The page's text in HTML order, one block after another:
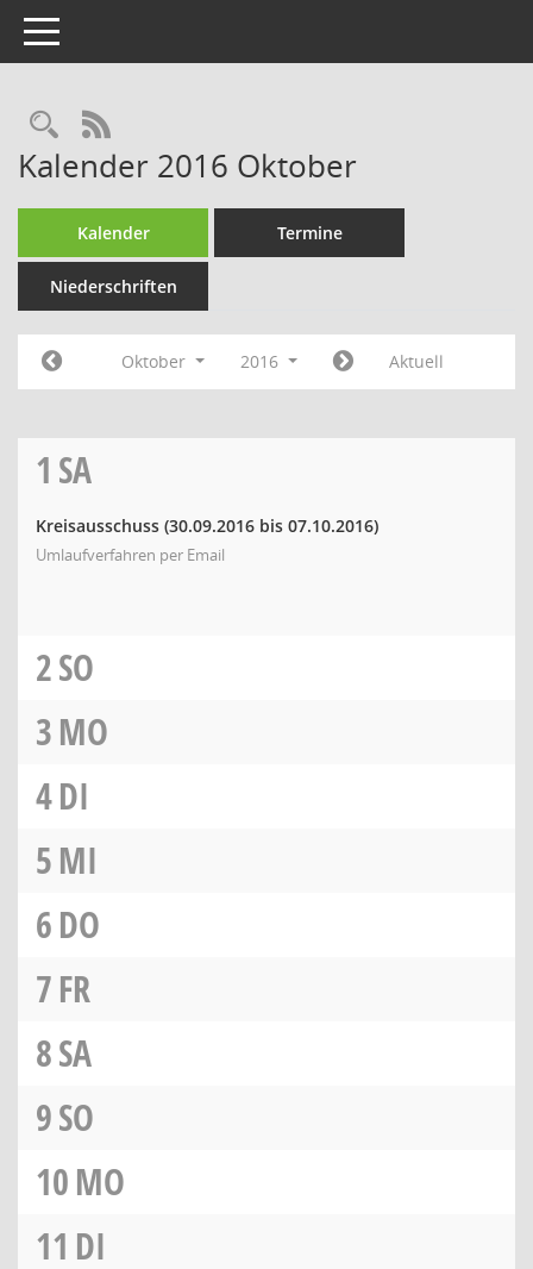
Toggle navigation
Rechercheauswahl
RSS-Feed
Kalender 2016 Oktober
Kalender Termine
Niederschriften
Oktober 2016 Aktuell
1 SA
Kreisausschuss (30.09.2016 bis 07.10.2016)
Umlaufverfahren per Email
2SO
3MO
4DI
5MI
6DO
7FR
8SA
9SO
10MO
11 DI